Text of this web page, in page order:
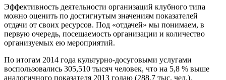
Эффективность деятельности организаций клубного типа
можно оценить по достигнутым значениям показателей
отдачи от своих ресурсов. Под «отдачей» мы понимаем, в
первую очередь, посещаемость организации и количество
организуемых ею мероприятий.
По итогам 2014 года культурно-досуговыми услугами
воспользовались 305,510 тысяч человек, что на 5,8 % выше
аналогичного показателя 2013 годаю (288,7 тыс. чел.).